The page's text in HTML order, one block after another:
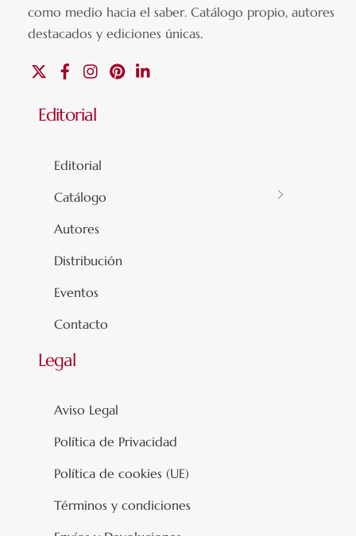
como medio hacia el saber.Catálogo propio, autores
destacados y ediciones únicas.
FacebookInstagramPinterest
Editorial
Editorial
Catálogo
Autores
Distribución
Eventos
Contacto
Legal
Aviso Legal
Política de Privacidad
Política de cookies (UE)
Términos y condiciones